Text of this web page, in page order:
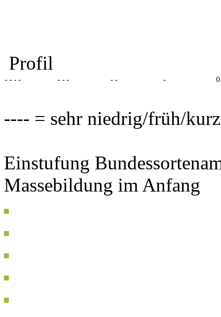
Profil
- - - - - - - - - - 0
---- = sehr niedrig/früh/
Einstufung
Massebildung im Anfang